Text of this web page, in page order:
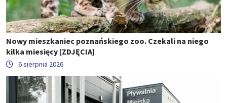
Nowy mieszkaniec poznańskiego zoo. Czekali na niego
kilka miesięcy [ZDJĘCIA]
6 sierpnia 2026